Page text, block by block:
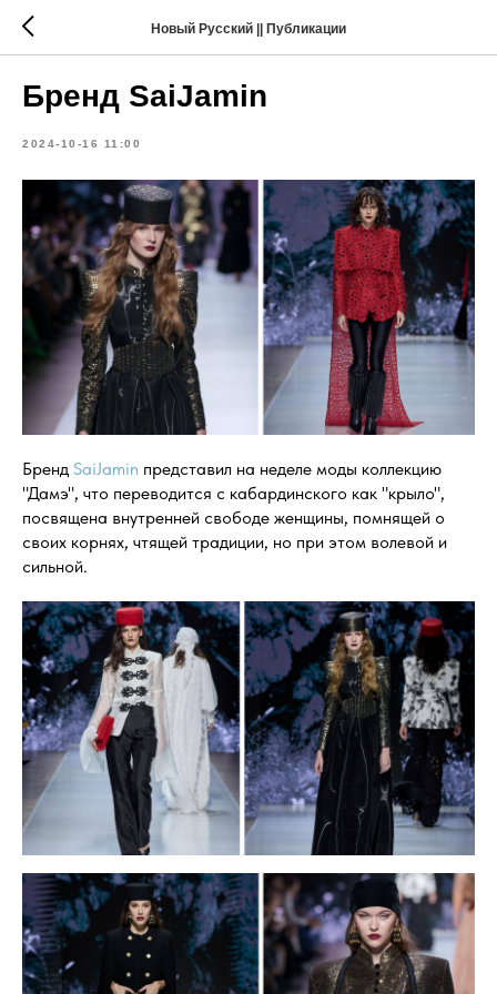
Новый Русский || Публикации
Бренд SaiJamin
2024-10-16 11:00
Бренд SaiJamin представил на неделе моды коллекцию
"Дамэ", что переводится с кабардинского как "крыло",
посвящена внутренней свободе женщины, помнящей о
своих корнях, чтящей традиции, но при этом волевой и
сильной.